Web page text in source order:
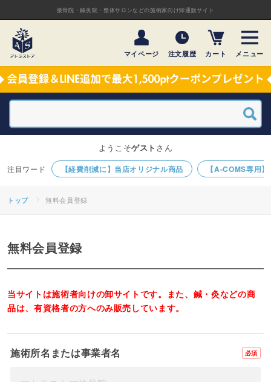
接骨院・鍼灸院・整体サロンなどの施術家向け卸通販サイト
マイページ 注文履歴 カート メニュー
【経費削減に】当店オリジナル商品 【A-COMS専用
ようこそゲスト さん
トップ 無料会員登録
無料会員登録
当サイトは施術者向けの卸サイトです。また、鍼・灸などの商
品は、有資格者の方へのみ販売しています。
施術所名または事業者名 必須